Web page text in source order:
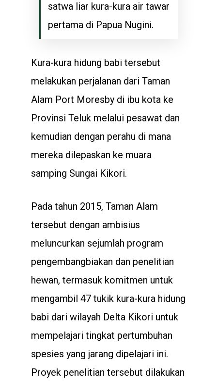
satwa liar kura-kura air tawar
pertama di Papua Nugini.
Kura-kura hidung babi tersebut
melakukan perjalanan dari Taman
Alam Port Moresby di ibu kota ke
Provinsi Teluk melalui pesawat dan
kemudian dengan perahu di mana
mereka dilepaskan ke muara
samping Sungai Kikori.
Pada tahun 2015, Taman Alam
tersebut dengan ambisius
meluncurkan sejumlah program
pengembangbiakan dan penelitian
hewan, termasuk komitmen untuk
mengambil 47 tukik kura-kura hidung
babi dari wilayah Delta Kikori untuk
mempelajari tingkat pertumbuhan
spesies yang jarang dipelajari ini.
Proyek penelitian tersebut dilakukan